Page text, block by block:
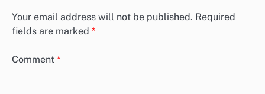
Your email address will not be published. Required
fields are marked *
Comment *